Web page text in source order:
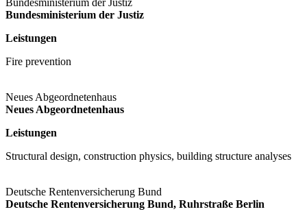
Bundesministerium der Justiz
Leistungen
Fire prevention
Neues Abgeordnetenhaus
Neues Abgeordnetenhaus
Leistungen
Structural design, construction physics, building structure analyses
Deutsche Rentenversicherung Bund
Deutsche Rentenversicherung Bund, Ruhrstraße Berlin